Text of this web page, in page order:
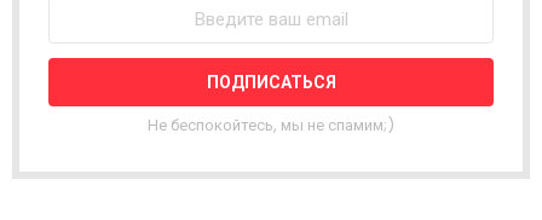
Т
Н
Я
С
Не беспокойтесь, мы не спамим;)